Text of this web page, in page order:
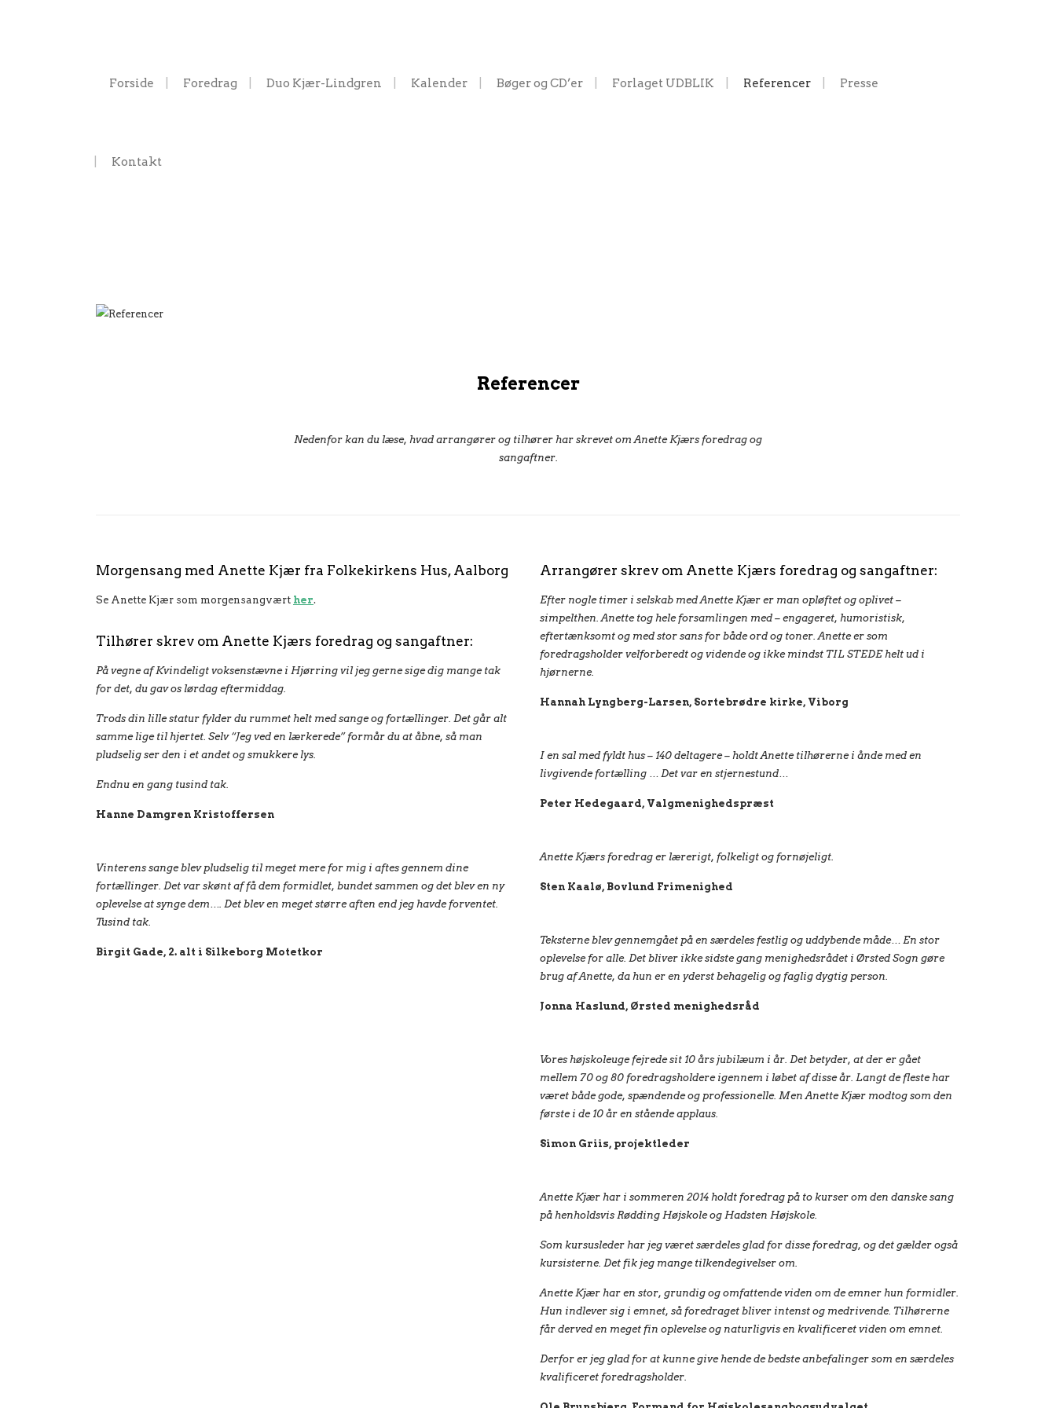
Forside Foredrag Duo Kjær-Lindgren Kalender Bøger og CD’er Forlaget UDBLIK Referencer Presse
Kontakt
Referencer
Nedenfor kan du læse, hvad arrangører og tilhører har skrevet om Anette Kjærs foredrag og
sangaftner.
Morgensang med Anette Kjær fra Folkekirkens Hus, Aalborg
Se Anette Kjær som morgensangvært her.
Tilhører skrev om Anette Kjærs foredrag og sangaftner:
På vegne af Kvindeligt voksenstævne i Hjørring vil jeg gerne sige dig mange tak
for det, du gav os lørdag eftermiddag.
Trods din lille statur fylder du rummet helt med sange og fortællinger. Det går alt
samme lige til hjertet. Selv “Jeg ved en lærkerede” formår du at åbne, så man
pludselig ser den i et andet og smukkere lys.
Endnu en gang tusind tak.
Hanne Damgren Kristoffersen
Vinterens sange blev pludselig til meget mere for mig i aftes gennem dine
fortællinger. Det var skønt af få dem formidlet, bundet sammen og det blev en ny
oplevelse at synge dem…. Det blev en meget større aften end jeg havde forventet.
Tusind tak.
Birgit Gade, 2. alt i Silkeborg Motetkor
Arrangører skrev om Anette Kjærs foredrag og sangaftner:
Efter nogle timer i selskab med Anette Kjær er man opløftet og oplivet –
simpelthen. Anette tog hele forsamlingen med – engageret, humoristisk,
eftertænksomt og med stor sans for både ord og toner. Anette er som
foredragsholder velforberedt og vidende og ikke mindst TIL STEDE helt ud i
hjørnerne.
Hannah Lyngberg-Larsen, Sortebrødre kirke, Viborg
I en sal med fyldt hus – 140 deltagere – holdt Anette tilhørerne i ånde med en
livgivende fortælling … Det var en stjernestund…
Peter Hedegaard, Valgmenighedspræst
Anette Kjærs foredrag er lærerigt, folkeligt og fornøjeligt.
Sten Kaalø, Bovlund Frimenighed
Teksterne blev gennemgået på en særdeles festlig og uddybende måde… En stor
oplevelse for alle. Det bliver ikke sidste gang menighedsrådet i Ørsted Sogn gøre
brug af Anette, da hun er en yderst behagelig og faglig dygtig person.
Jonna Haslund, Ørsted menighedsråd
Vores højskoleuge fejrede sit 10 års jubilæum i år. Det betyder, at der er gået
mellem 70 og 80 foredragsholdere igennem i løbet af disse år. Langt de fleste har
været både gode, spændende og professionelle. Men Anette Kjær modtog som den
første i de 10 år en stående applaus.
Simon Griis, projektleder
Anette Kjær har i sommeren 2014 holdt foredrag på to kurser om den danske sang
på henholdsvis Rødding Højskole og Hadsten Højskole.
Som kursusleder har jeg været særdeles glad for disse foredrag, og det gælder også
kursisterne. Det fik jeg mange tilkendegivelser om.
Anette Kjær har en stor, grundig og omfattende viden om de emner hun formidler.
Hun indlever sig i emnet, så foredraget bliver intenst og medrivende. Tilhørerne
får derved en meget fin oplevelse og naturligvis en kvalificeret viden om emnet.
Derfor er jeg glad for at kunne give hende de bedste anbefalinger som en særdeles
kvalificeret foredragsholder.